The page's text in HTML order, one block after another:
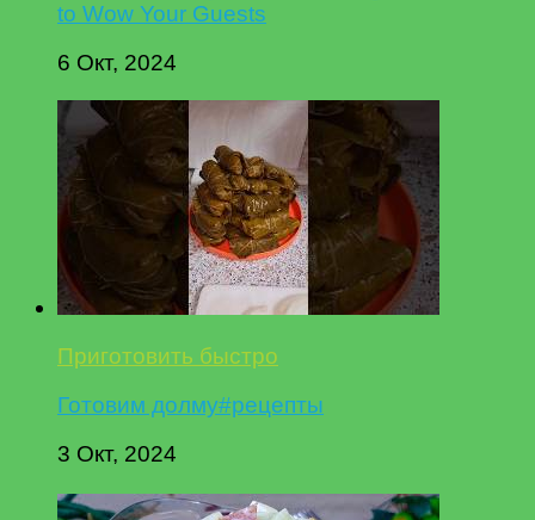
to Wow Your Guests
6 Окт, 2024
Приготовить быстро
Готовим долму#рецепты
3 Окт, 2024